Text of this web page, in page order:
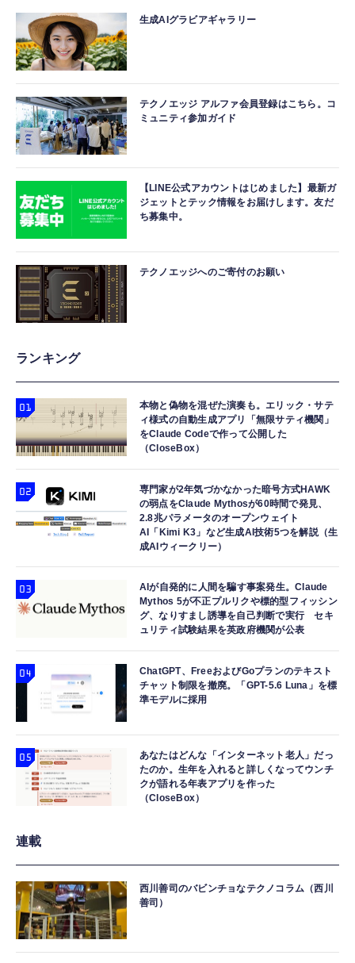
生成AIグラビアギャラリー
テクノエッジ アルファ会員登録はこちら。コ
ミュニティ参加ガイド
【LINE公式アカウントはじめました】最新ガ
ジェットとテック情報をお届けします。友だ
ち募集中。
テクノエッジへのご寄付のお願い
ランキング
本物と偽物を混ぜた演奏も。エリック・サテ
ィ様式の自動生成アプリ「無限サティ機関」
をClaude Codeで作って公開した
（CloseBox）
専門家が2年気づかなかった暗号方式HAWK
の弱点をClaude Mythosが60時間で発見、
2.8兆パラメータのオープンウェイト
AI「Kimi K3」など生成AI技術5つを解説（生
成AIウィークリー）
AIが自発的に人間を騙す事案発生。Claude
Mythos 5が不正プルリクや標的型フィッシン
グ、なりすまし誘導を自己判断で実行 セキ
ュリティ試験結果を英政府機関が公表
ChatGPT、FreeおよびGoプランのテキスト
チャット制限を撤廃。「GPT-5.6 Luna」を標
準モデルに採用
あなたはどんな「インターネット老人」だっ
たのか。生年を入れると詳しくなってウンチ
クが語れる年表アプリを作った
（CloseBox）
連載
西川善司のバビンチョなテクノコラム（西川
善司）